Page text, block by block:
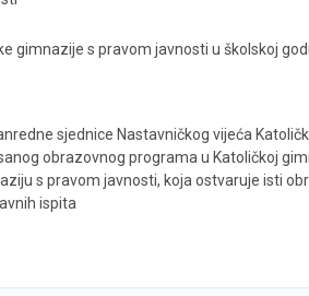
gimnazije s pravom javnosti u školskoj
sjednice Nastavničkog vijeća
obrazovnog programa u Katoličkoj
s pravom javnosti, koja ostvaruje isti
ispita